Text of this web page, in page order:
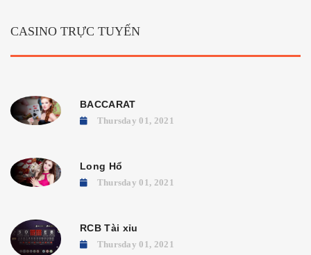
CASINO TRỰC TUYẾN
BACCARAT
Thursday 01, 2021
Long Hổ
Thursday 01, 2021
RCB Tài xỉu
Thursday 01, 2021